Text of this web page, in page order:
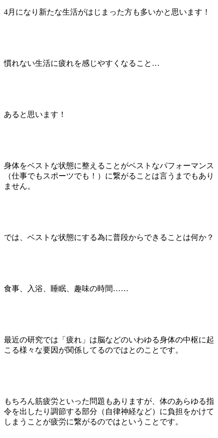
4月になり新たな生活がはじまった方も多いかと思います！
慣れない生活に疲れを感じやすくなること…
あると思います！
身体をベストな状態に整えることがベストなパフォーマンス
（仕事でもスポーツでも！）に繋がることは言うまでもあり
ません。
では、ベストな状態にする為に普段からできることは何か？
食事、入浴、睡眠、趣味の時間……
最近の研究では「疲れ」は脳などのいわゆる身体の中枢に起
こる様々な要因が関係してるのではとのことです。
もちろん筋疲労といった問題もありますが、体のあらゆる指
令を出したり調節する部分（自律神経など）に負担をかけて
しまうことが疲労に繋がるのではということです。